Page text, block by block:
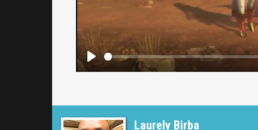
Laurely Birba